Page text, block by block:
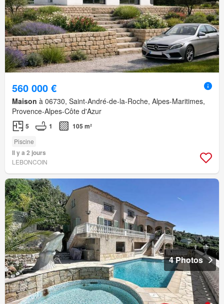
560 000 €
Maison à 06730, Saint-André-de-la-Roche, Alpes-Maritimes,
Provence-Alpes-Côte d'Azur
5 1 105 m²
Piscine
Il y a 2 jours
LEBONCOIN
4 Photos